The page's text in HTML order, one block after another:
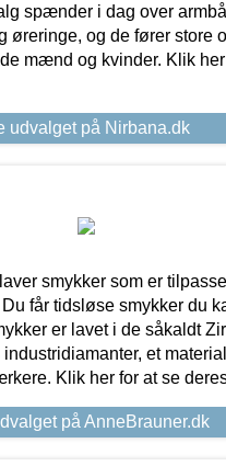
spænder i dag over
øreringe, og de fører store
mænd og kvinder. Klik
udvalget på Nirbana.dk
smykker som er
får tidsløse smykker du
er lavet i de såkaldt
et
Klik her for at se
på AnneBrauner.dk